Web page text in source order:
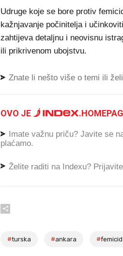
Udruge koje se bore protiv
kažnjavanje počinitelja i
zahtijeva detaljnu i neovisnu
ili prikrivenom ubojstvu.
Znate li nešto više o temi ili
OVO JE .
Imate važnu priču? Javite se
plaćamo.
Želite raditi na Indexu?
#turska #ankara #femicid